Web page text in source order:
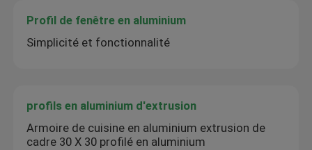
Profil de fenêtre en aluminium
Simplicité et fonctionnalité
profils en aluminium d'extrusion
Armoire de cuisine en aluminium extrusion de
cadre 30 X 30 profilé en aluminium